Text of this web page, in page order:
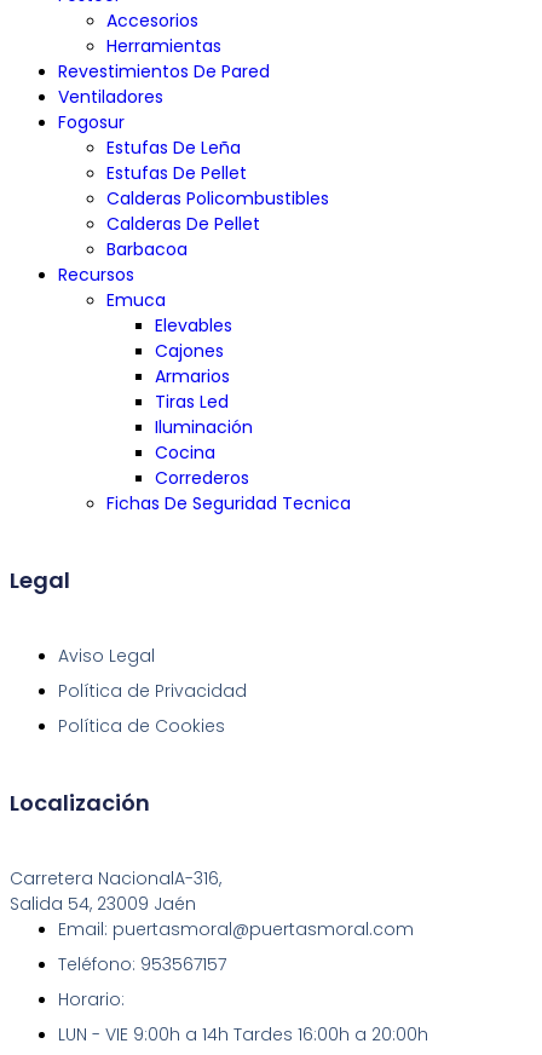
Accesorios
Herramientas
Revestimientos De Pared
Ventiladores
Fogosur
Estufas De Leña
Estufas De Pellet
Calderas Policombustibles
Calderas De Pellet
Barbacoa
Recursos
Emuca
Elevables
Cajones
Armarios
Tiras Led
Iluminación
Cocina
Correderos
Fichas De Seguridad Tecnica
Legal
Aviso Legal
Política de Privacidad
Política de Cookies
Localización
Carretera NacionalA-316,
Salida 54, 23009 Jaén
Email: puertasmoral@puertasmoral.com
Teléfono: 953567157
Horario:
LUN - VIE 9:00h a 14h Tardes 16:00h a 20:00h